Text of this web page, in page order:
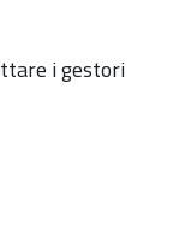
i gestori